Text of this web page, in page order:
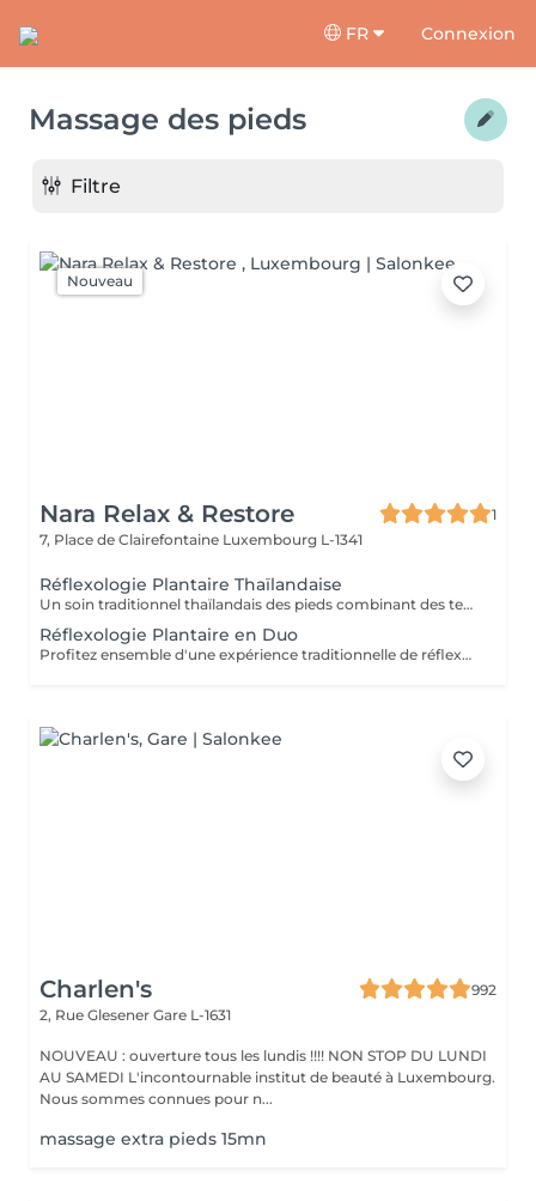
FR Connexion
Massage des pieds
Filtre
Nouveau
Nara Relax & Restore
1
7, Place de Clairefontaine Luxembourg L-1341
Réflexologie Plantaire Thaïlandaise
Un soin traditionnel thaïlandais des pieds combinant des techniques de massage et de pression appliquées aux pieds et au bas des jambes. Ce traitement relaxant aide à soulager les pieds fatigués, à stimuler la circulation, à réduire le stress et à retrouver une agréable sensation d'équilibre et de confort.
Réflexologie Plantaire en Duo
Profitez ensemble d'une expérience traditionnelle de réflexologie plantaire thaïlandaise. Grâce à des techniques de pression ciblées appliquées aux pieds et au bas des jambes, ce soin relaxant aide à soulager les pieds fatigués, stimuler la circulation et favoriser une agréable sensation d'équilibre et de bien-être.
Charlen's
992
2, Rue Glesener Gare L-1631
NOUVEAU : ouverture tous les lundis !!!! NON STOP DU LUNDI
AU SAMEDI L'incontournable institut de beauté à Luxembourg.
Nous sommes connues pour n...
massage extra pieds 15mn